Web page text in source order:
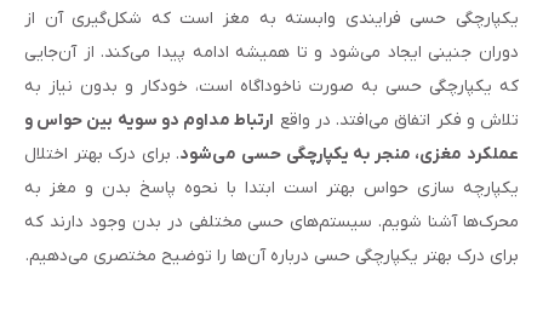
یکپارچگی حسی فرایندی وابسته به مغز است که شکل‌گیری آن از
دوران جنینی ایجاد می‌شود و تا همیشه ادامه پیدا می‌کند. از آن‌جایی
که یکپارچگی حسی به صورت ناخوداگاه است، خودکار و بدون نیاز به
تلاش و فکر اتفاق می‌افتد. در واقع ارتباط مداوم دو سویه بین حواس و
عملکرد مغزی، منجر به یکپارچگی حسی می‌شود. برای درک بهتر اختلال
یکپارچه سازی حواس بهتر است ابتدا با نحوه پاسخ بدن و مغز به
محرک‌ها آشنا شویم. سیستم‌های حسی مختلفی در بدن وجود دارند که
برای درک بهتر یکپارچگی حسی درباره آن‌ها را توضیح مختصری می‌دهیم.